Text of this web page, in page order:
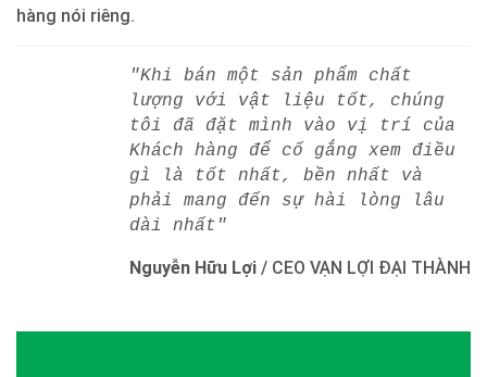
hàng nói riêng.
"Khi bán một sản phẩm chất
lượng với vật liệu tốt, chúng
tôi đã đặt mình vào vị trí của
Khách hàng để cố gắng xem điều
gì là tốt nhất, bền nhất và
phải mang đến sự hài lòng lâu
dài nhất"
Nguyễn Hữu Lợi / CEO VẠN LỢI ĐẠI THÀNH